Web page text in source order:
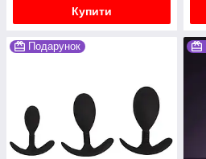
Купити
Подарунок